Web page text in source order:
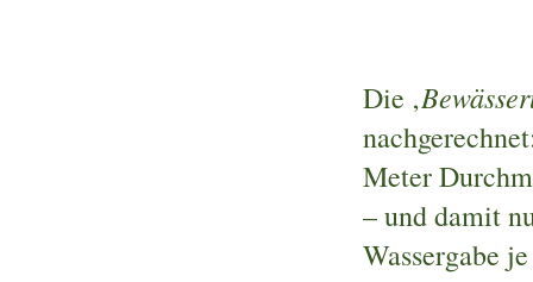
Die ‚
Meter
– und damit
Wassergabe